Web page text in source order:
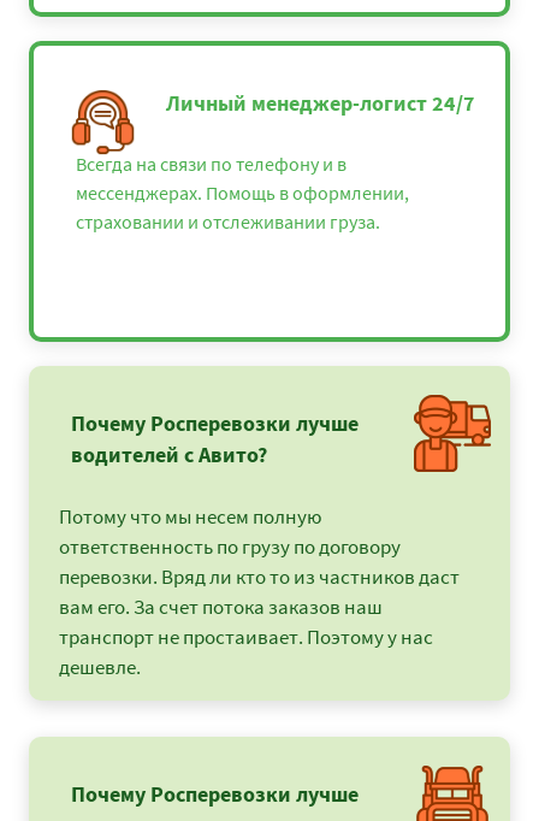
Личный менеджер-логист 24/7
Всегда на связи по телефону и в
мессенджерах. Помощь в оформлении,
страховании и отслеживании груза.
Почему Росперевозки лучше
водителей с Авито?
Потому что мы несем полную
ответственность по грузу по договору
перевозки. Вряд ли кто то из частников даст
вам его. За счет потока заказов наш
транспорт не простаивает. Поэтому у нас
дешевле.
Почему Росперевозки лучше